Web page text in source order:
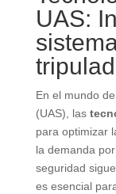
UAS:
En el mundo
(UAS), las
para optimizar
la demanda
seguridad
es esencial